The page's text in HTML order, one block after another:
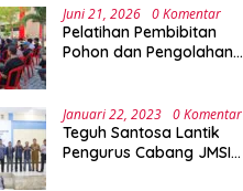
Juni 21, 2026 0 Komentar
Pelatihan Pembibitan
Pohon dan Pengolahan
Green Campus di UPA
Laboratorium Terpadu
Januari 22, 2023 0 Komentar
Teguh Santosa Lantik
Pengurus Cabang JMSI